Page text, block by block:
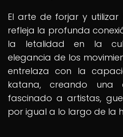
El arte de forjar y
refleja la profunda
la letalidad en la
elegancia de los
entrelaza con la
katana, creando una
fascinado a artistas,
por igual a lo largo de la